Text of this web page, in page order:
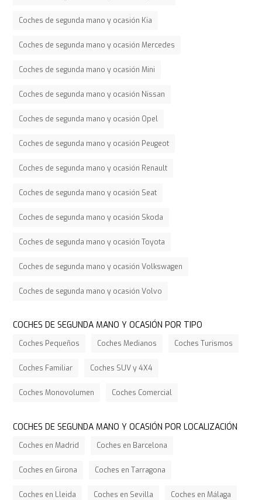
Coches de segunda mano y ocasión Kia
Coches de segunda mano y ocasión Mercedes
Coches de segunda mano y ocasión Mini
Coches de segunda mano y ocasión Nissan
Coches de segunda mano y ocasión Opel
Coches de segunda mano y ocasión Peugeot
Coches de segunda mano y ocasión Renault
Coches de segunda mano y ocasión Seat
Coches de segunda mano y ocasión Skoda
Coches de segunda mano y ocasión Toyota
Coches de segunda mano y ocasión Volkswagen
Coches de segunda mano y ocasión Volvo
COCHES DE SEGUNDA MANO Y OCASIÓN POR TIPO
Coches Pequeños Coches Medianos Coches Turismos
Coches Familiar Coches SUV y 4X4
Coches Monovolumen Coches Comercial
COCHES DE SEGUNDA MANO Y OCASIÓN POR LOCALIZACIÓN
Coches en Madrid Coches en Barcelona
Coches en Girona Coches en Tarragona
Coches en Lleida Coches en Sevilla Coches en Málaga